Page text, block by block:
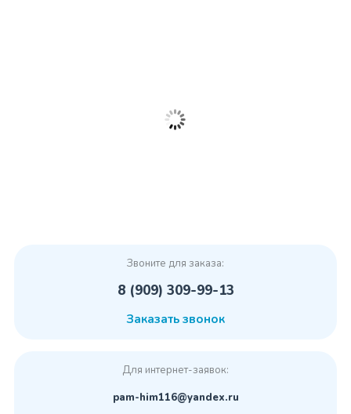
Звоните для заказа:
8 (909) 309-99-13
Заказать звонок
Для интернет-заявок:
pam-him116@yandex.ru